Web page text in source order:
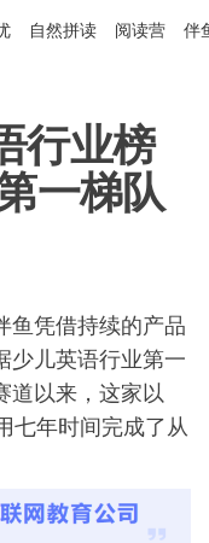
自然拼读 阅读营 伴
行业榜
一梯队
鱼凭借持续的产品
少儿英语行业第一
道以来，这家以
七年时间完成了从